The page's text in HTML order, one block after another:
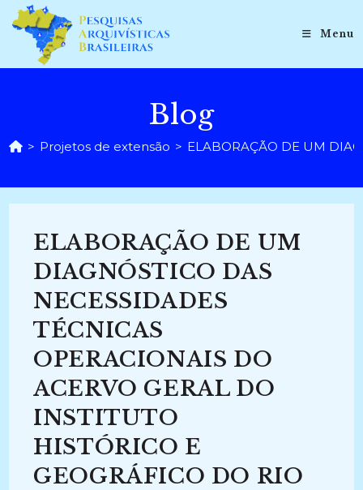
para
conteúdo
Menu
Blog
> Projetos de extensão > ELABORAÇÃO DE UM
ELABORAÇÃO DE UM
DIAGNÓSTICO DAS
NECESSIDADES
TÉCNICAS
OPERACIONAIS DO
ACERVO GERAL DO
INSTITUTO
HISTÓRICO E
GEOGRÁFICO DO RIO